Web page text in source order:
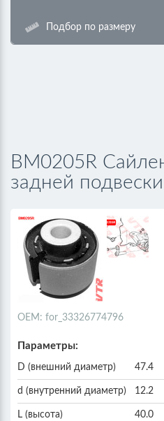
Подбор по размеру
BM0205R
задней подвески
ОЕМ: for_33326774796
Параметры:
D (внешний диаметр) 47.4
d (внутренний диаметр) 12.2
L (высота) 40.0